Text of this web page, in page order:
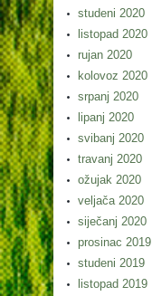
studeni 2020
listopad 2020
rujan 2020
kolovoz 2020
srpanj 2020
lipanj 2020
svibanj 2020
travanj 2020
ožujak 2020
veljača 2020
siječanj 2020
prosinac 2019
studeni 2019
listopad 2019